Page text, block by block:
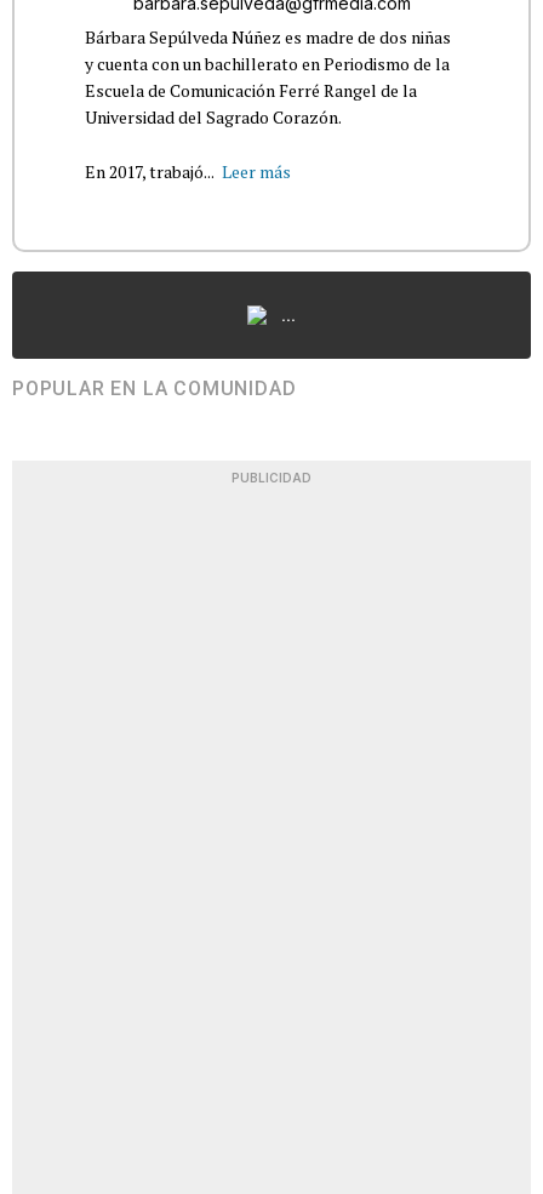
Bárbara Sepúlveda Núñez es madre de dos niñas
y cuenta con un bachillerato en Periodismo de la
Escuela de Comunicación Ferré Rangel de la
Universidad del Sagrado Corazón.
En 2017, trabajó... Leer más
...
POPULAR EN LA COMUNIDAD
PUBLICIDAD